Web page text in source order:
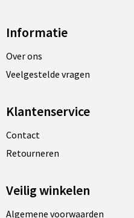
Informatie
Over ons
Veelgestelde vragen
Klantenservice
Contact
Retourneren
Veilig winkelen
Algemene voorwaarden